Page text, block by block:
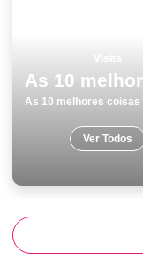
Ver Todos